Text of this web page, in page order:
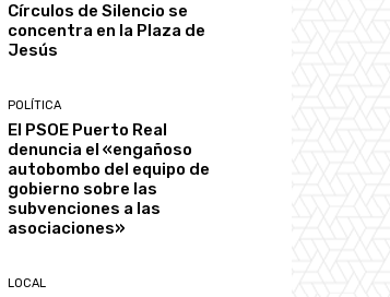
Círculos de Silencio se
concentra en la Plaza de
Jesús
POLÍTICA
El PSOE Puerto Real
denuncia el «engañoso
autobombo del equipo de
gobierno sobre las
subvenciones a las
asociaciones»
LOCAL